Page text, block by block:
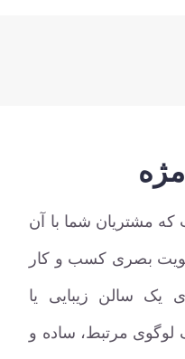
که مشتریان شما با آن
بصری کسب و کار
سالن زیبایی یا
لوگوی مرتبط، ساده و